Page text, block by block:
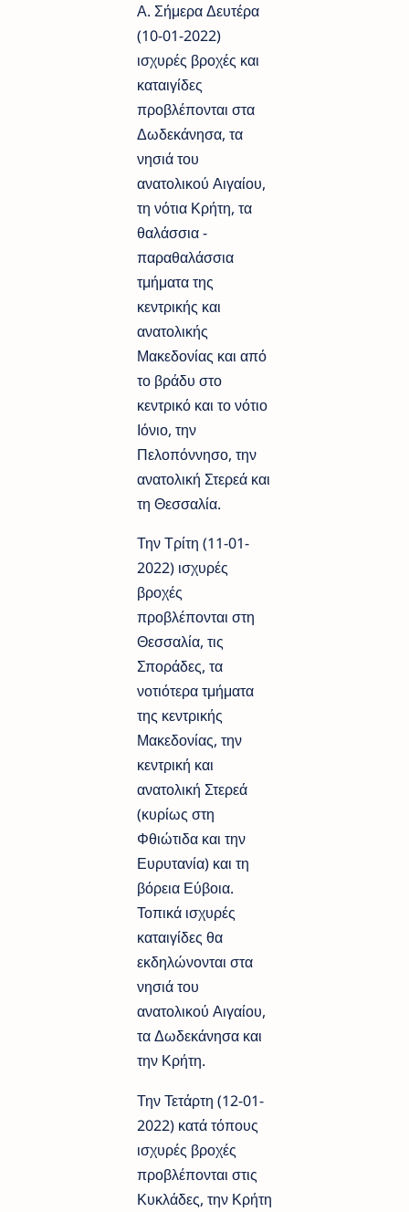
Α. Σήμερα Δευτέρα
(10-01-2022)
ισχυρές βροχές και
καταιγίδες
προβλέπονται στα
Δωδεκάνησα, τα
νησιά του
ανατολικού Αιγαίου,
τη νότια Κρήτη, τα
θαλάσσια -
παραθαλάσσια
τμήματα της
κεντρικής και
ανατολικής
Μακεδονίας και από
το βράδυ στο
κεντρικό και το νότιο
Ιόνιο, την
Πελοπόννησο, την
ανατολική Στερεά και
τη Θεσσαλία.
Την Τρίτη (11-01-
2022) ισχυρές
βροχές
προβλέπονται στη
Θεσσαλία, τις
Σποράδες, τα
νοτιότερα τμήματα
της κεντρικής
Μακεδονίας, την
κεντρική και
ανατολική Στερεά
(κυρίως στη
Φθιώτιδα και την
Ευρυτανία) και τη
βόρεια Εύβοια.
Τοπικά ισχυρές
καταιγίδες θα
εκδηλώνονται στα
νησιά του
ανατολικού Αιγαίου,
τα Δωδεκάνησα και
την Κρήτη.
Την Τετάρτη (12-01-
2022) κατά τόπους
ισχυρές βροχές
προβλέπονται στις
Κυκλάδες, την Κρήτη